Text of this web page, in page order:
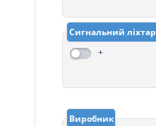
Сигнальний ліхтар
+
Виробник